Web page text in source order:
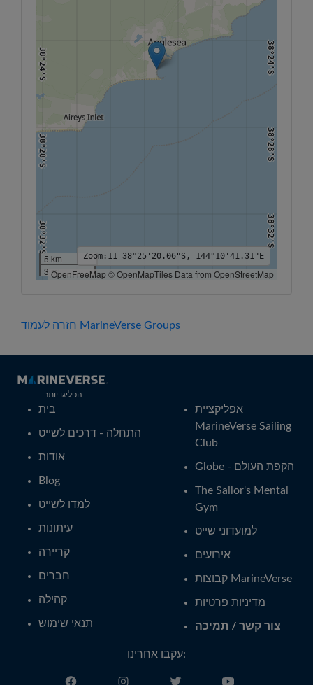
38°24'S 38°24'S
38°28'S 38°28'S
38°32'S 38°32'S
38°36'S
5 km
3 miOpenFreeMap © OpenMapTiles Data from OpenStreetMap
Zoom: 11 38°25'20.06"S, 144°10'41.31"E
חזרה לעמוד MarineVerse Groups
הפליגו יותר
בית
התחלה - דרכים לשייט
אודות
Blog
למדו לשייט
עיתונות
קריירה
חברים
קהילה
תנאי שימוש
אפליקציית
MarineVerse Sailing
Club
Globe - הקפת העולם
The Sailor's Mental
Gym
למועדוני שייט
אירועים
קבוצות MarineVerse
מדיניות פרטיות
צור קשר / תמיכה
עקבו אחרינו: